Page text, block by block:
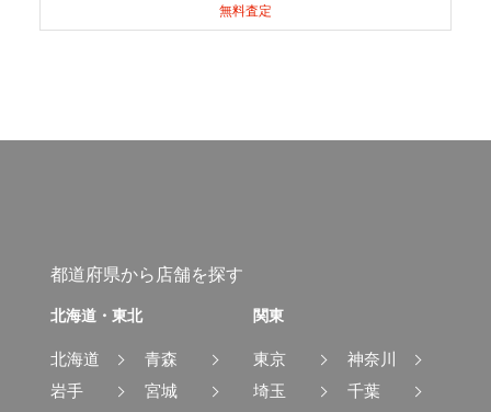
無料査定
都道府県から店舗を探す
北海道・東北
北海道
青森
岩手
宮城
関東
東京
神奈川
埼玉
千葉